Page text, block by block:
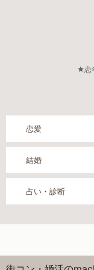
恋
恋愛
結婚
占い・診断